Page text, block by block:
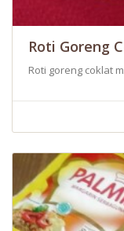
Roti Goreng
Roti goreng coklat